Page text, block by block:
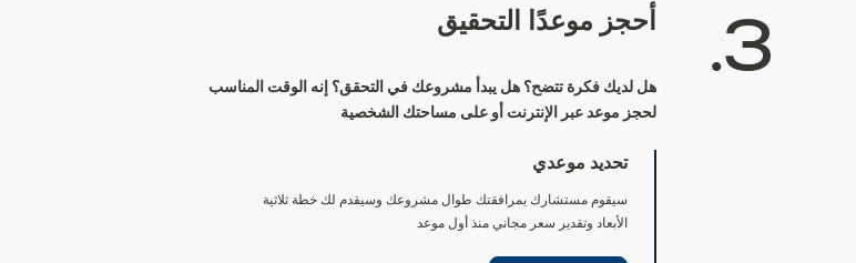
أحجز موعدًا التحقيق
هل لديك فكرة تتضح؟ هل يبدأ مشروعك في التحقق؟ إنه الوقت المناسب
لحجز موعد عبر الإنترنت أو على مساحتك الشخصية
تحديد موعدي
سيقوم مستشارك بمرافقتك طوال مشروعك وسيقدم لك خطة ثلاثية
الأبعاد وتقدير سعر مجاني منذ أول موعد
3
•